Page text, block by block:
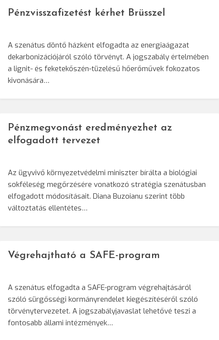
Pénzvisszafizetést kérhet Brüsszel
A szenátus döntő házként elfogadta az energiaágazat
dekarbonizációjáról szóló törvényt. A jogszabály értelmében
a lignit- és feketekőszén-tüzelésű hőerőművek fokozatos
kivonására…
Pénzmegvonást eredményezhet az
elfogadott tervezet
Az ügyvivő környezetvédelmi miniszter bírálta a biológiai
sokféleség megőrzésére vonatkozó stratégia szenátusban
elfogadott módosításait. Diana Buzoianu szerint több
változtatás ellentétes…
Végrehajtható a SAFE-program
A szenátus elfogadta a SAFE-program végrehajtásáról
szóló sürgősségi kormányrendelet kiegészítéséről szóló
törvénytervezetet. A jogszabályjavaslat lehetővé teszi a
fontosabb állami intézmények…